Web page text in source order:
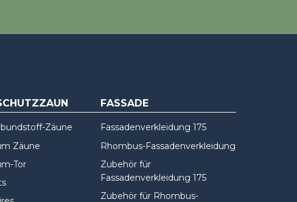
Zäune
Zäune
Tor
FASSADE
Fassadenverkleidung 175
Rhombus-Fassadenverkleidung
Zubehör für
Fassadenverkleidung 175
Zubehör für Rhombus-